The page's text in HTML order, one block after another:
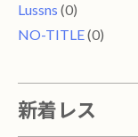
Lussns (0)
NO-TITLE(0)
新着レス